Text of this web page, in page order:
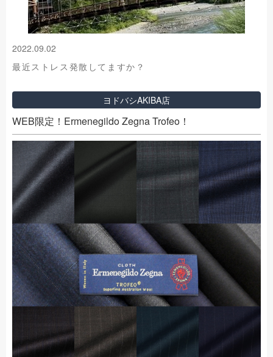
2022.09.02
最近ストレス発散してますか？
ヨドバシAKIBA店
WEB限定！Ermenegildo Zegna Trofeo！